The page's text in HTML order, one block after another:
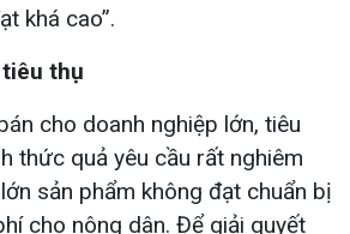
khá cao”.
tiêu thụ
cho doanh nghiệp lớn, tiêu
thức quả yêu cầu rất nghiêm
sản phẩm không đạt chuẩn bị
cho nông dân. Để giải quyết